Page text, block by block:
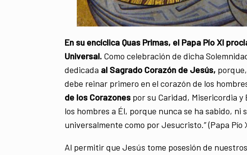
En su encíclica Quas Primas, el Papa Pío XI
Universal. Como celebración de dicha
dedicada al Sagrado Corazón de Jesús,
debe reinar primero en el corazón de los
de los Corazones por su Caridad, Misericordia
los hombres a Él, porque nunca se ha sabido,
universalmente como por Jesucristo.” (Papa Pío
Al permitir que Jesús tome posesión de